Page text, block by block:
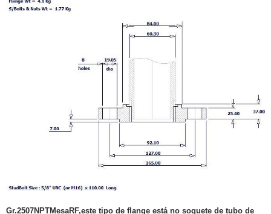
Gr.2507NPTMesaRF,este tipo de flange está no soquete de tubo de